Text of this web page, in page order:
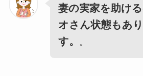
妻の実家を助け
オさん状態もあ
す。
。